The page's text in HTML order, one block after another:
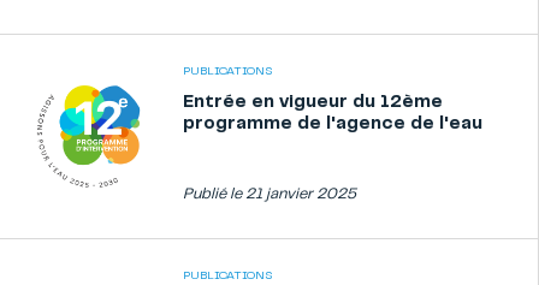
PUBLICATIONS
Entrée en vigueur du 12ème
programme de l'agence de l'eau
Publié le 21 janvier 2025
PUBLICATIONS